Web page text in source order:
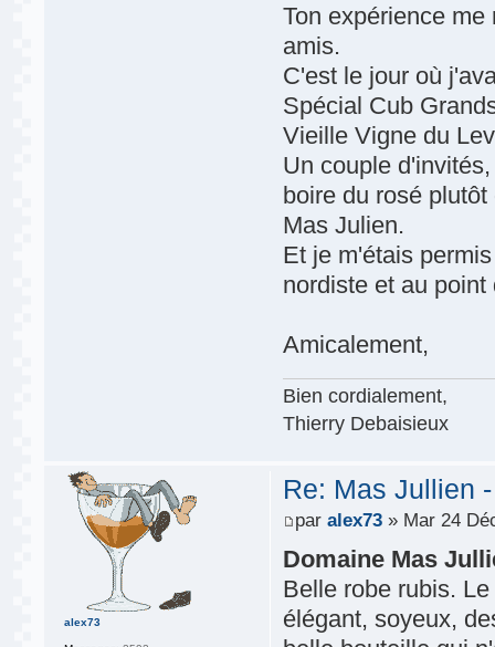
Ton expérience
amis.
C'est le jour où
Spécial Cub
Vieille Vigne du
Un couple
boire du rosé
Mas Julien.
Et je m'étais
nordiste et au
Amicalement,
Bien cordialement,
Thierry Debaisieux
Re: Mas Jullien
paralex73 » Mar 24
Domaine Mas
Belle robe rubis.
élégant, soyeux,
alex73